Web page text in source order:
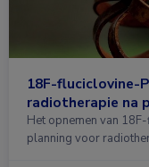
18F-fluciclovine-
radiotherapie na
Het opnemen van
planning voor